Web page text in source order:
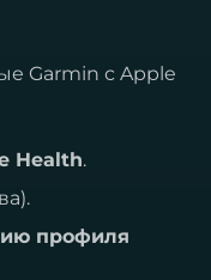
Garmin с Apple
Health.
профиля